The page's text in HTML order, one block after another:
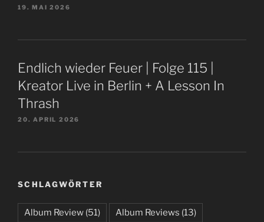
19. MAI 2026
Endlich wieder Feuer | Folge 115 |
Kreator Live in Berlin + A Lesson In
Thrash
20. APRIL 2026
SCHLAGWÖRTER
Album Review (51) Album Reviews (13)